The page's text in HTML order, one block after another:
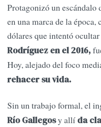
Protagonizó un escándalo
en una marca de la
dólares que intentó
Rodríguez en el 2016,
Hoy, alejado del foco
rehacer su vida.
Sin un trabajo formal, el
Río Gallegosy allí da